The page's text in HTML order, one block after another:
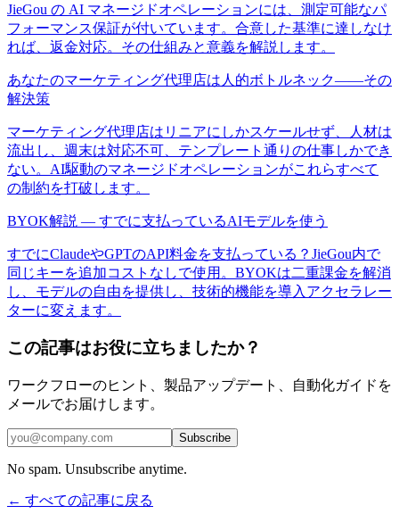
JieGou の AI マネージドオペレーションには、測定可能なパ
フォーマンス保証が付いています。合意した基準に達しなけ
れば、返金対応。その仕組みと意義を解説します。
あなたのマーケティング代理店は人的ボトルネック——その
解決策
マーケティング代理店はリニアにしかスケールせず、人材は
流出し、週末は対応不可、テンプレート通りの仕事しかでき
ない。AI駆動のマネージドオペレーションがこれらすべて
の制約を打破します。
BYOK解説 — すでに支払っているAIモデルを使う
すでにClaudeやGPTのAPI料金を支払っている？JieGou内で
同じキーを追加コストなしで使用。BYOKは二重課金を解消
し、モデルの自由を提供し、技術的機能を導入アクセラレー
ターに変えます。
この記事はお役に立ちましたか？
ワークフローのヒント、製品アップデート、自動化ガイドを
メールでお届けします。
Subscribe
No spam. Unsubscribe anytime.
← すべての記事に戻る